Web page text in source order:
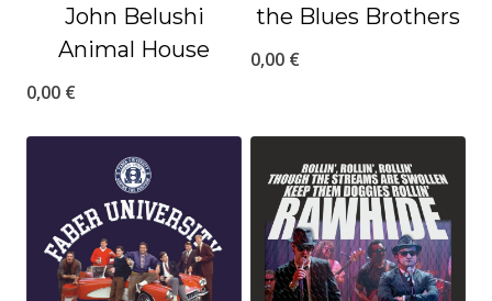
John Belushi
Animal House
0,00 €
the Blues Brothers
0,00 €